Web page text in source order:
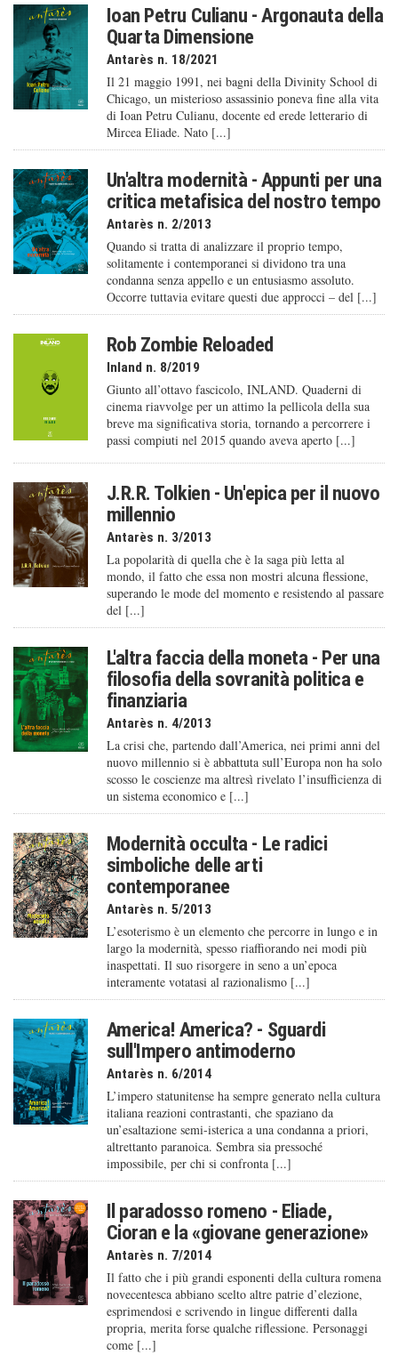
Ioan Petru Culianu - Argonauta della
Quarta Dimensione
Antarès n. 18/2021
Il 21 maggio 1991, nei bagni della Divinity School di
Chicago, un misterioso assassinio poneva fine alla vita
di Ioan Petru Culianu, docente ed erede letterario di
Mircea Eliade. Nato [...]
Un'altra modernità - Appunti per una
critica metafisica del nostro tempo
Antarès n. 2/2013
Quando si tratta di analizzare il proprio tempo,
solitamente i contemporanei si dividono tra una
condanna senza appello e un entusiasmo assoluto.
Occorre tuttavia evitare questi due approcci – del [...]
Rob Zombie Reloaded
Inland n. 8/2019
Giunto all’ottavo fascicolo, INLAND. Quaderni di
cinema riavvolge per un attimo la pellicola della sua
breve ma significativa storia, tornando a percorrere i
passi compiuti nel 2015 quando aveva aperto [...]
J.R.R. Tolkien - Un'epica per il nuovo
millennio
Antarès n. 3/2013
La popolarità di quella che è la saga più letta al
mondo, il fatto che essa non mostri alcuna flessione,
superando le mode del momento e resistendo al passare
del [...]
L'altra faccia della moneta - Per una
filosofia della sovranità politica e
finanziaria
Antarès n. 4/2013
La crisi che, partendo dall’America, nei primi anni del
nuovo millennio si è abbattuta sull’Europa non ha solo
scosso le coscienze ma altresì rivelato l’insufficienza di
un sistema economico e [...]
Modernità occulta - Le radici
simboliche delle arti
contemporanee
Antarès n. 5/2013
L’esoterismo è un elemento che percorre in lungo e in
largo la modernità, spesso riaffiorando nei modi più
inaspettati. Il suo risorgere in seno a un’epoca
interamente votatasi al razionalismo [...]
America! America? - Sguardi
sull'Impero antimoderno
Antarès n. 6/2014
L’impero statunitense ha sempre generato nella cultura
italiana reazioni contrastanti, che spaziano da
un’esaltazione semi-isterica a una condanna a priori,
altrettanto paranoica. Sembra sia pressoché
impossibile, per chi si confronta [...]
Il paradosso romeno - Eliade,
Cioran e la «giovane generazione»
Antarès n. 7/2014
Il fatto che i più grandi esponenti della cultura romena
novecentesca abbiano scelto altre patrie d’elezione,
esprimendosi e scrivendo in lingue differenti dalla
propria, merita forse qualche riflessione. Personaggi
come [...]